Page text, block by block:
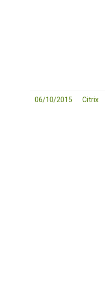
06/10/2015 Citrix